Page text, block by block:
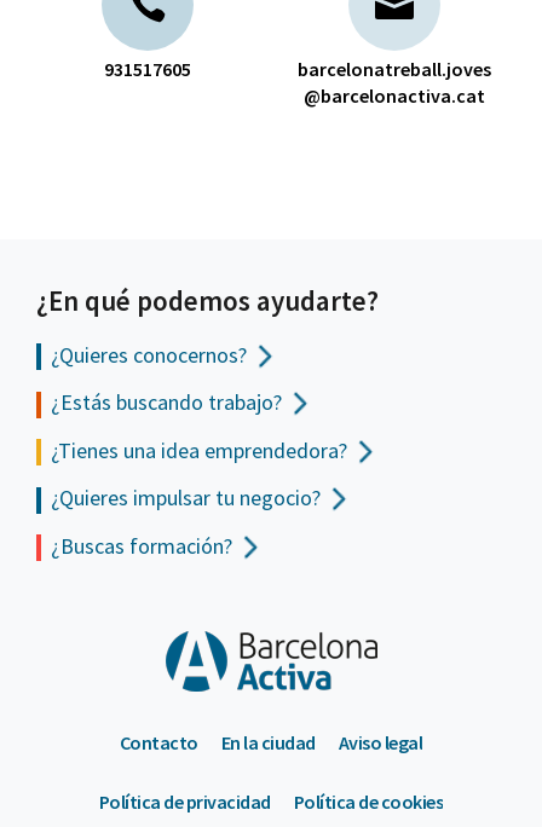
931517605
barcelonatreball.joves
@barcelonactiva.cat
¿En qué podemos ayudarte?
¿Quieres conocernos?
¿Estás buscando trabajo?
¿Tienes una idea emprendedora?
¿Quieres impulsar tu negocio?
¿Buscas formación?
Contacto En la ciudad Aviso legal
Política de privacidad Política de cookies